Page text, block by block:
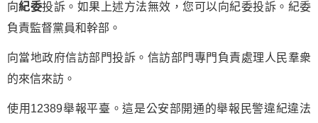
向紀委投訴。如果上述方法無效，您可以向紀委投訴。紀委
負責監督黨員和幹部。
向當地政府信訪部門投訴。信訪部門專門負責處理人民羣衆
的來信來訪。
使用12389舉報平臺。這是公安部開通的舉報民警違紀違法